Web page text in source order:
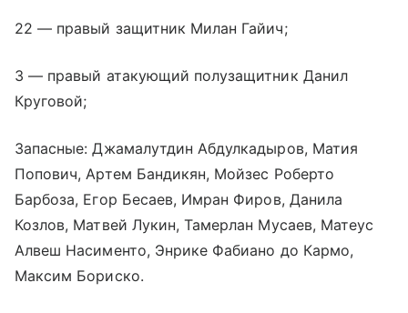
22 — правый защитник Милан Гайич;
3 — правый атакующий полузащитник Данил
Круговой;
Запасные: Джамалутдин Абдулкадыров, Матия
Попович, Артем Бандикян, Мойзес Роберто
Барбоза, Егор Бесаев, Имран Фиров, Данила
Козлов, Матвей Лукин, Тамерлан Мусаев, Матеус
Алвеш Насименто, Энрике Фабиано до Кармо,
Максим Бориско.